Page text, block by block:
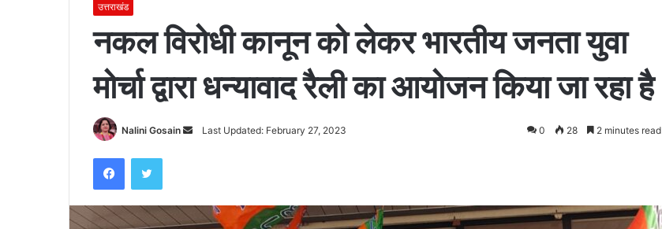
उत्तराखंड
नकल विरोधी कानून को लेकर भारतीय जनता युवा
मोर्चा द्वारा धन्यावाद रैली का आयोजन किया जा रहा है
Nalini Gosain
SendLast Updated: February 27, 2023 0 28 2 minutes read
FacebookTwitter